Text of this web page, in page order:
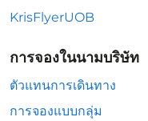
KrisFlyerUOB
การจองในนามบริษัท
ตัวแทนการเดินทาง
การจองแบบกลุ่ม